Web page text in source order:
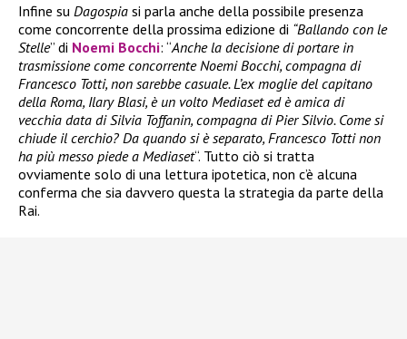
Infine su Dagospia si parla anche della possibile presenza
come concorrente della prossima edizione di “Ballando con le
Stelle” di Noemi Bocchi: “Anche la decisione di portare in
trasmissione come concorrente Noemi Bocchi, compagna di
Francesco Totti, non sarebbe casuale. L’ex moglie del capitano
della Roma, Ilary Blasi, è un volto Mediaset ed è amica di
vecchia data di Silvia Toffanin, compagna di Pier Silvio. Come si
chiude il cerchio? Da quando si è separato, Francesco Totti non
ha più messo piede a Mediaset“. Tutto ciò si tratta
ovviamente solo di una lettura ipotetica, non c’è alcuna
conferma che sia davvero questa la strategia da parte della
Rai.